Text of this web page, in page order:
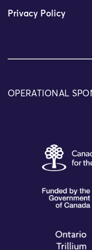
Privacy Policy
OPERATIONAL